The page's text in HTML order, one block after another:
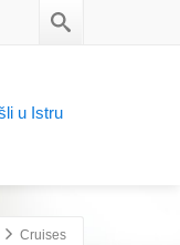
u Istru
Cruises